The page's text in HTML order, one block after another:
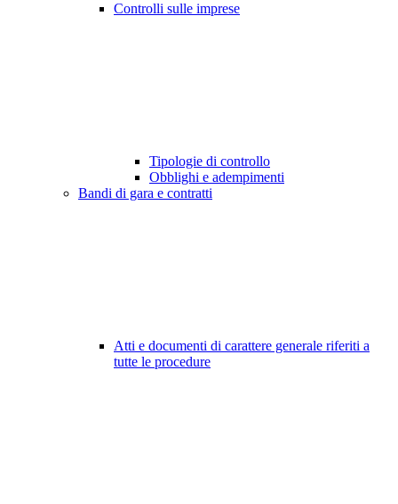
Controlli sulle imprese
Tipologie di controllo
Obblighi e adempimenti
Bandi di gara e contratti
Atti e documenti di carattere generale riferiti a
tutte le procedure